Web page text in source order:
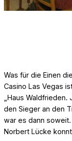
Was für die Einen
Casino Las Vegas
„Haus
den Sieger an den
war es dann soweit.
Norbert Lücke